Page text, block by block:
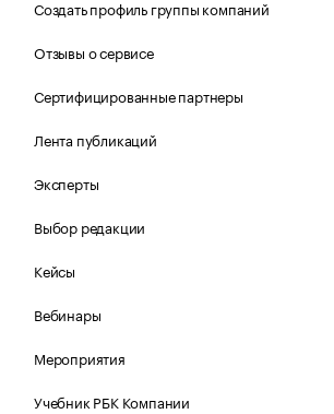
Создать профиль группы компаний
Отзывы о сервисе
Сертифицированные партнеры
Лента публикаций
Эксперты
Выбор редакции
Кейсы
Вебинары
Мероприятия
Учебник РБК Компании